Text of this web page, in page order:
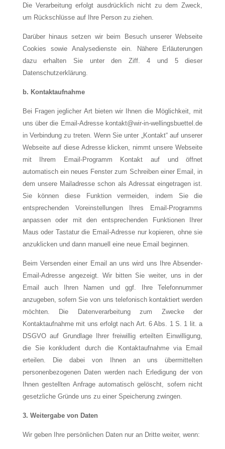
Die Verarbeitung erfolgt ausdrücklich nicht zu dem Zweck,
um Rückschlüsse auf Ihre Person zu ziehen.
Darüber hinaus setzen wir beim Besuch unserer Webseite
Cookies sowie Analysedienste ein. Nähere Erläuterungen
dazu erhalten Sie unter den Ziff. 4 und 5 dieser
Datenschutzerklärung.
b. Kontaktaufnahme
Bei Fragen jeglicher Art bieten wir Ihnen die Möglichkeit, mit
uns über die Email-Adresse kontakt@wir-in-wellingsbuettel.de
in Verbindung zu treten. Wenn Sie unter „Kontakt“ auf unserer
Webseite auf diese Adresse klicken, nimmt unsere Webseite
mit Ihrem Email-Programm Kontakt auf und öffnet
automatisch ein neues Fenster zum Schreiben einer Email, in
dem unsere Mailadresse schon als Adressat eingetragen ist.
Sie können diese Funktion vermeiden, indem Sie die
entsprechenden Voreinstellungen Ihres Email-Programms
anpassen oder mit den entsprechenden Funktionen Ihrer
Maus oder Tastatur die Email-Adresse nur kopieren, ohne sie
anzuklicken und dann manuell eine neue Email beginnen.
Beim Versenden einer Email an uns wird uns Ihre Absender-
Email-Adresse angezeigt. Wir bitten Sie weiter, uns in der
Email auch Ihren Namen und ggf. Ihre Telefonnummer
anzugeben, sofern Sie von uns telefonisch kontaktiert werden
möchten. Die Datenverarbeitung zum Zwecke der
Kontaktaufnahme mit uns erfolgt nach Art. 6 Abs. 1 S. 1 lit. a
DSGVO auf Grundlage Ihrer freiwillig erteilten Einwilligung,
die Sie konkludent durch die Kontaktaufnahme via Email
erteilen. Die dabei von Ihnen an uns übermittelten
personenbezogenen Daten werden nach Erledigung der von
Ihnen gestellten Anfrage automatisch gelöscht, sofern nicht
gesetzliche Gründe uns zu einer Speicherung zwingen.
3. Weitergabe von Daten
Wir geben Ihre persönlichen Daten nur an Dritte weiter, wenn: